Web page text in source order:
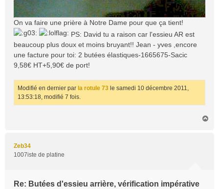
On va faire une prière à Notre Dame pour que ça tient!
PS: David tu a raison car l'essieu AR est
beaucoup plus doux et moins bruyant!! Jean - yves ,encore
une facture pour toi: 2 butées élastiques-1665675-Sacic
9,58€ HT+5,90€ de port!
Modifié en dernier par la rotule 73 le samedi 10 décembre 2011,
13:53:18, modifié 7 fois.
Zeb34
1007iste de platine
Re: Butées d'essieu arrière, vérification impérative